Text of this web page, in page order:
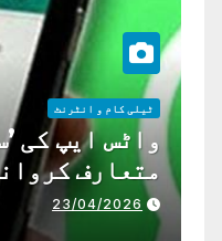
ٹیلی کام و انٹرنٹ
واٹس ایپ کی
متعارف
23/04/2026